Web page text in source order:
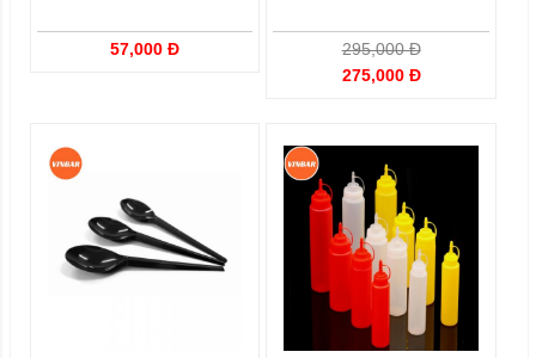
57,000 Đ
295,000 Đ
275,000 Đ